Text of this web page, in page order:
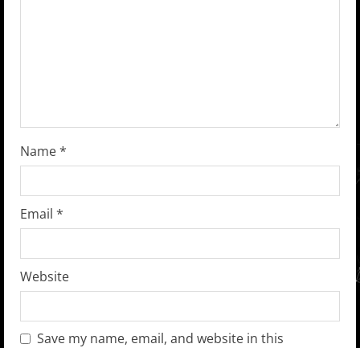
g
Name*
Email *
Website
Save my name, email, and website in this